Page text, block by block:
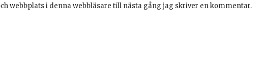
webbplats i denna webbläsare till nästa gång jag skriver en kommentar.